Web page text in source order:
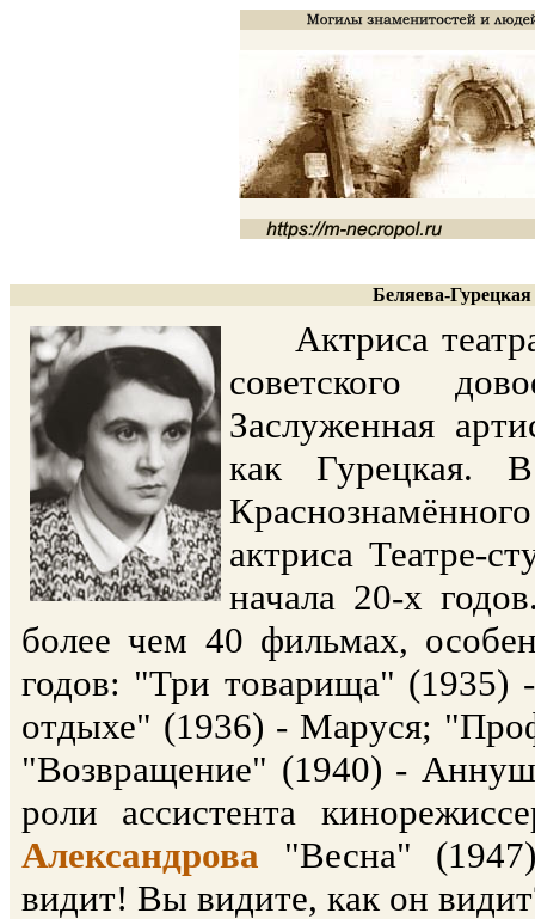
Беляева-
Актриса
советского
Заслуженная
как Гурецкая.
актриса Театре-
начала 20-х
более чем 40 фильмах,
годов: "Три товарища"
отдыхе" (1936) - Маруся;
"Возвращение" (1940) -
роли ассистента
Александрова "Весна"
видит! Вы видите, как он